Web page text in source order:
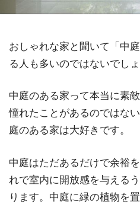
おしゃれな家と聞いて「中
る人も多いのではないでしょ
中庭のある家って本当に素
憧れたことがあるのではな
庭のある家は大好きです。
中庭はただあるだけで余裕
れで室内に開放感を与える
ります。中庭に緑の植物を